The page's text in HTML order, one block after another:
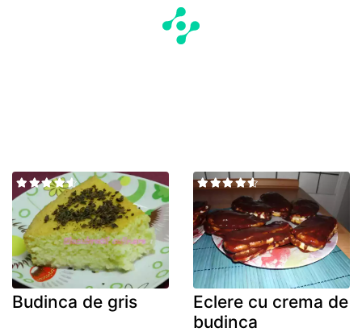
Budinca de gris
Eclere cu crema de
budinca